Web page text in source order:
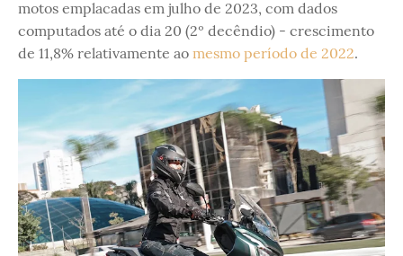
motos emplacadas em julho de 2023, com dados
computados até o dia 20 (2º decêndio) - crescimento
de 11,8% relativamente ao mesmo período de 2022.